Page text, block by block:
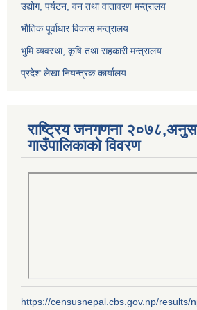
उद्योग, पर्यटन, वन तथा वातावरण मन्त्रालय
भौतिक पूर्वाधार विकास मन्त्रालय
भुमि व्यवस्था, कृषि तथा सहकारी मन्त्रालय
प्रदेश लेखा नियन्त्रक कार्यालय
राष्ट्रिय जनगणना
गाउँपालिकाको विवरण
https://censusnepal.cbs.gov.np/results/